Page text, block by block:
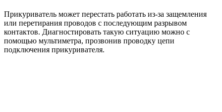
Прикуриватель может перестать работать из-за защемления
или перетирания проводов с последующим разрывом
контактов. Диагностировать такую ситуацию можно с
помощью мультиметра, прозвонив проводку цепи
подключения прикуривателя.